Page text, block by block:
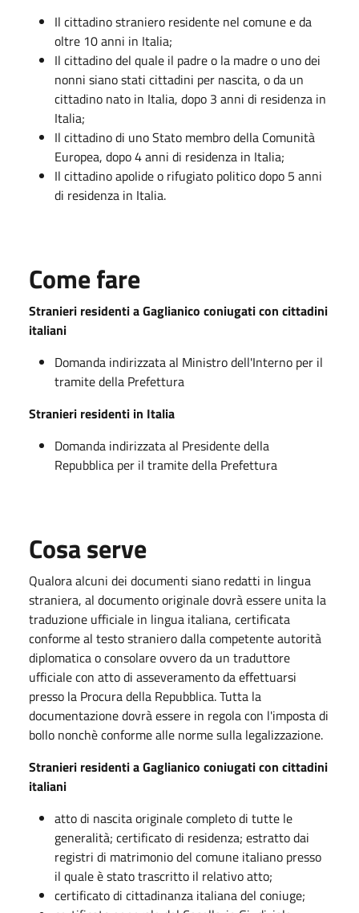
Il cittadino straniero residente nel comune e da
oltre 10 anni in Italia;
Il cittadino del quale il padre o la madre o uno dei
nonni siano stati cittadini per nascita, o da un
cittadino nato in Italia, dopo 3 anni di residenza in
Italia;
Il cittadino di uno Stato membro della Comunità
Europea, dopo 4 anni di residenza in Italia;
Il cittadino apolide o rifugiato politico dopo 5 anni
di residenza in Italia.
Come fare
Stranieri residenti a Gaglianico coniugati con cittadini
italiani
Domanda indirizzata al Ministro dell'Interno per il
tramite della Prefettura
Stranieri residenti in Italia
Domanda indirizzata al Presidente della
Repubblica per il tramite della Prefettura
Cosa serve
Qualora alcuni dei documenti siano redatti in lingua
straniera, al documento originale dovrà essere unita la
traduzione ufficiale in lingua italiana, certificata
conforme al testo straniero dalla competente autorità
diplomatica o consolare ovvero da un traduttore
ufficiale con atto di asseveramento da effettuarsi
presso la Procura della Repubblica. Tutta la
documentazione dovrà essere in regola con l'imposta di
bollo nonchè conforme alle norme sulla legalizzazione.
Stranieri residenti a Gaglianico coniugati con cittadini
italiani
atto di nascita originale completo di tutte le
generalità; certificato di residenza; estratto dai
registri di matrimonio del comune italiano presso
il quale è stato trascritto il relativo atto;
certificato di cittadinanza italiana del coniuge;